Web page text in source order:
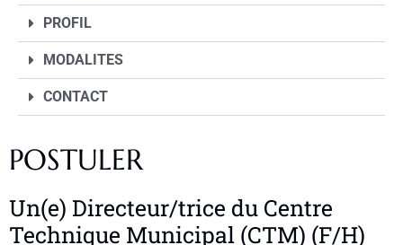
PROFIL
MODALITES
CONTACT
POSTULER
Un(e) Directeur/trice du Centre
Technique Municipal (CTM) (F/H)